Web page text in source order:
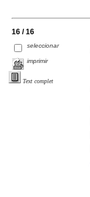
16 / 16
seleccionar
imprimir
Text complet